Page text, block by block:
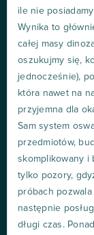
ile nie
Wynika to
całej masy
oszukujmy się,
jednocześnie),
która nawet na
przyjemna dla
Sam system
przedmiotów,
skomplikowany i
tylko pozory,
próbach
następnie
długi czas.